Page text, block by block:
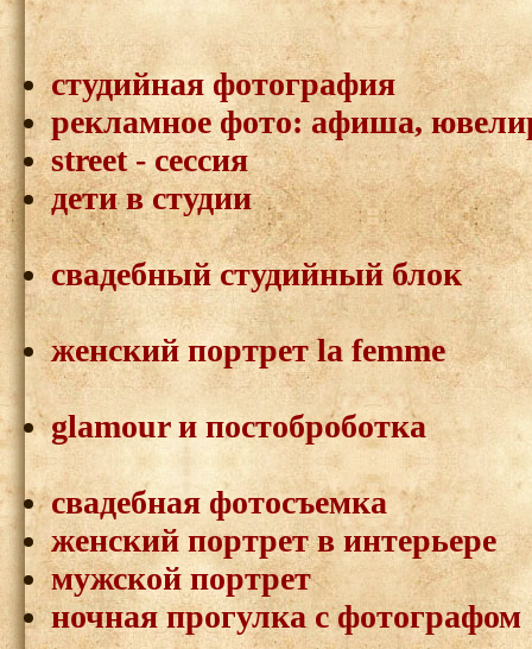
студийная фотография
рекламное фото: афиша,
street - сессия
дети в студии
свадебный студийный блок
женский портрет la femme
glamour и постоброботка
свадебная фотосъемка
женский портрет в интерьере
мужской портрет
ночная прогулка с фотографом